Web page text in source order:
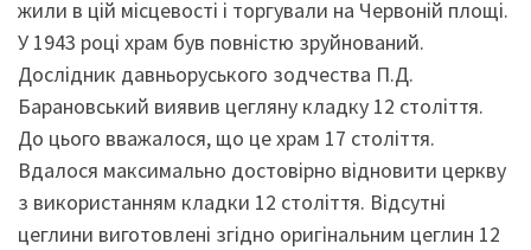
жили в цій місцевості і торгували на Червоній площі.
У 1943 році храм був повністю зруйнований.
Дослідник давньоруського зодчества П.Д.
Барановський виявив цегляну кладку 12 століття.
До цього вважалося, що це храм 17 століття.
Вдалося максимально достовірно відновити церкву
з використанням кладки 12 століття. Відсутні
цеглини виготовлені згідно оригінальним цеглин 12